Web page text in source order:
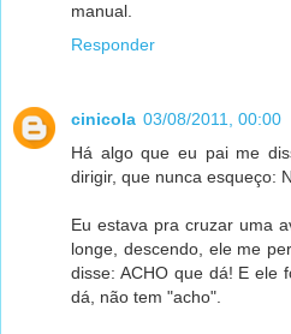
manual.
Responder
cinicola 03/08/2011, 00:00
Há algo que eu pai me
dirigir, que nunca esqueço:
Eu estava pra cruzar uma
longe, descendo, ele me
disse: ACHO que dá! E ele
dá, não tem "acho".